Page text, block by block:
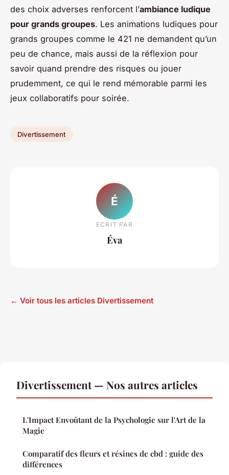
des choix adverses renforcent l’ambiance ludique
pour grands groupes. Les animations ludiques pour
grands groupes comme le 421 ne demandent qu’un
peu de chance, mais aussi de la réflexion pour
savoir quand prendre des risques ou jouer
prudemment, ce qui le rend mémorable parmi les
jeux collaboratifs pour soirée.
Divertissement
É
ECRIT PAR
Éva
← Voir tous les articles Divertissement
Divertissement — Nos autres articles
L'Impact Envoûtant de la Psychologie sur l'Art de la
Magie
Comparatif des fleurs et résines de cbd : guide des
différences